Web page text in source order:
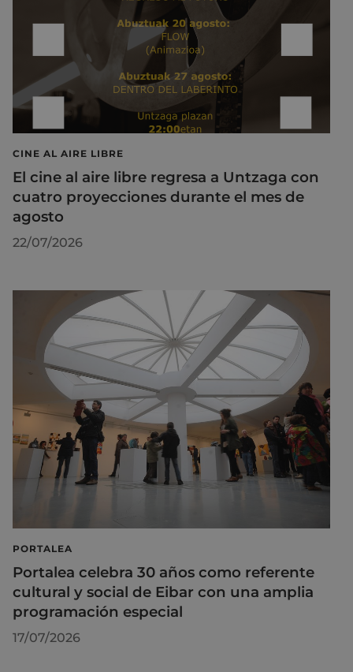
CINE AL AIRE LIBRE
El cine al aire libre regresa a Untzaga con
cuatro proyecciones durante el mes de
agosto
22/07/2026
PORTALEA
Portalea celebra 30 años como referente
cultural y social de Eibar con una amplia
programación especial
17/07/2026